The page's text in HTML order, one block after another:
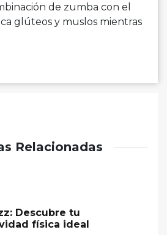
de zumba con el
glúteos y muslos mientras
Relacionadas
Descubre tu
física ideal